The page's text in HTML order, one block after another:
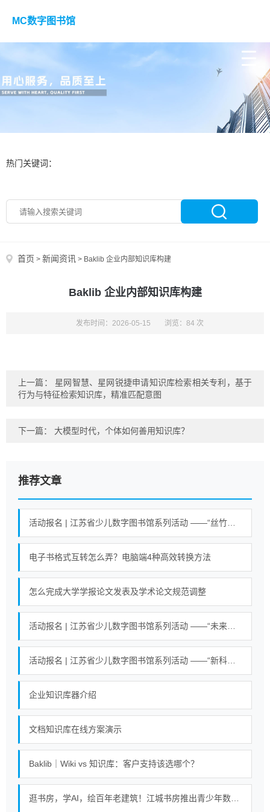
MC数字图书馆
热门关键词：
首页 > 新闻资讯 > Baklib 企业内部知识库构建
Baklib 企业内部知识库构建
发布时间：2026-05-15 浏览：84 次
上一篇： 星网智慧、星网锐捷申请知识库检索相关专利，基于
行为与特征检索知识库，精准匹配意图
下一篇： 大模型时代，个体如何善用知识库？
推荐文章
电子书格式互转怎么弄？电脑端4种高效转换方法
怎么完成大学学报论文发表及学术论文规范调整
企业知识库器介绍
文档知识库在线方案演示
Baklib｜Wiki vs 知识库：客户支持该选哪个？